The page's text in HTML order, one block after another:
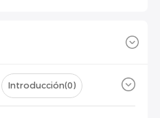
Introducción(0)